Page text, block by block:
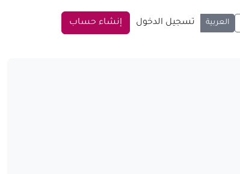
العربية تسجيل الدخول إنشاء حساب